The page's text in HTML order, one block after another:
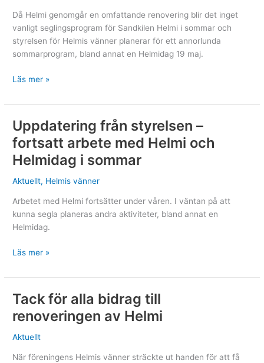
Då Helmi genomgår en omfattande renovering blir det inget
vanligt seglingsprogram för Sandkilen Helmi i sommar och
styrelsen för Helmis vänner planerar för ett annorlunda
sommarprogram, bland annat en Helmidag 19 maj.
Bryggsegling
Helmidag
maj
Läs mer »
Uppdatering från styrelsen –
fortsatt arbete med Helmi och
Helmidag i sommar
Aktuellt, Helmis vänner
Arbetet med Helmi fortsätter under våren. I väntan på att
kunna segla planeras andra aktiviteter, bland annat en
Helmidag.
Uppdatering
styrelsen
fortsatt
arbete
Helmi
och
Läs mer »
Tack för alla bidrag till
renoveringen av Helmi
Aktuellt
När föreningens Helmis vänner sträckte ut handen för att få